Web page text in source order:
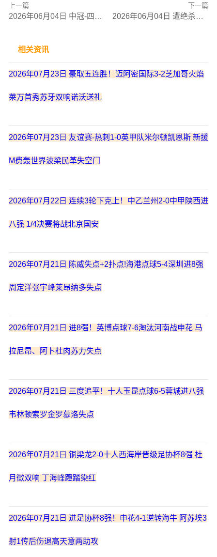
上一篇
2026年06月04日 中冠-四川叁壹捌重龙3-0广州悦高 李尚霖锁定胜局
下一篇
2026年06月04日 遭绝杀！友谊赛荷兰0-1阿尔及利亚 赖因德斯进球无效 穆萨建功
相关资讯
2026年07月23日 豪取五连胜！迈阿密国际3-2芝加哥火焰
莱万首秀苏牙双响诺沃送礼
2026年07月23日 友谊赛-热刺1-0英甲队米尔顿凯恩斯 新援
M费轰世界波梁民革失空门
2026年07月22日 连续3轮下克上！中乙兰州2-0中甲陕西进
八强 1/4决赛将战北京国安
2026年07月21日 陈威失点+2扑点!海港点球5-4深圳进8强
周定洋张宇峰莱昂纳多失点
2026年07月21日 进8强！英博点球7-6淘汰河南战申花 马
拉尼昂、阿卜杜肉苏力失点
2026年07月21日 三度追平！十人玉昆点球6-5蓉城进八强
韦林顿索罗金罗慕洛失点
2026年07月21日 铜梁龙2-0十人西海岸晋级足协杯8强 杜
月徵双响 丁海峰蹬踏染红
2026年07月21日 进足协杯8强！申花4-1逆转海牛 阿苏埃3
射1传后伤退高天意两助攻